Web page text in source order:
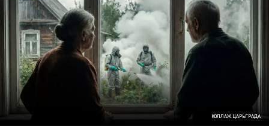
КОЛЛАЖ ЦАРЬГРАДА